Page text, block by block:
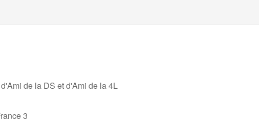
de la DS et d'Ami de la 4L
3